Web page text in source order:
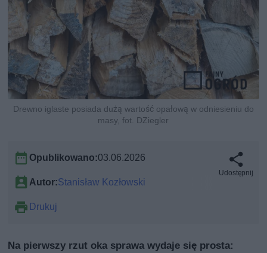
Drewno iglaste posiada dużą wartość opałową w odniesieniu do
masy, fot. DZiegler
Opublikowano:03.06.2026
Autor:Stanisław Kozłowski
Drukuj
Udostępnij
Na pierwszy rzut oka sprawa wydaje się prosta: